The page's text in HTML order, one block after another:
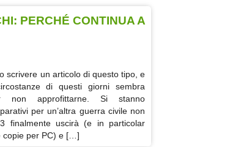
PERCHÉ CONTINUA A
scrivere un articolo di questo tipo, e
di questi giorni sembra
non approfittarne. Si stanno
per un’altra guerra civile non
finalmente uscirà (e in particolar
copie per PC) e […]